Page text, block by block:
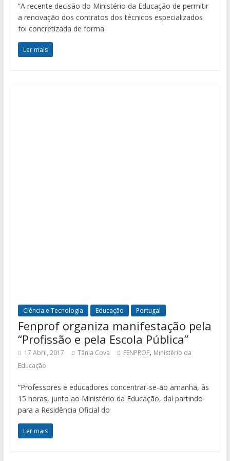
“A recente decisão do Ministério da Educação de permitir
a renovação dos contratos dos técnicos especializados
foi concretizada de forma
Ler mais
Ciência e Tecnologia Educação Portugal
Fenprof organiza manifestação pela
“Profissão e pela Escola Pública”
17 Abril, 2017 Tânia Cova FENPROF, Ministério da
Educação
“Professores e educadores concentrar-se-ão amanhã, às
15 horas, junto ao Ministério da Educação, daí partindo
para a Residência Oficial do
Ler mais